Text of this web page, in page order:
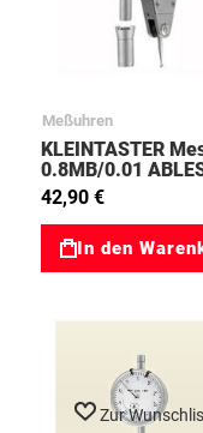
Meßuhren
KLEINTASTER
0.8MB/0.01
95575010
42,90 €
In den
Zur